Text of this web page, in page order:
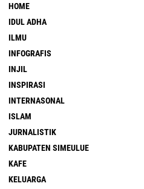
HOME
IDUL ADHA
ILMU
INFOGRAFIS
INJIL
INSPIRASI
INTERNASONAL
ISLAM
JURNALISTIK
KABUPATEN SIMEULUE
KAFE
KELUARGA